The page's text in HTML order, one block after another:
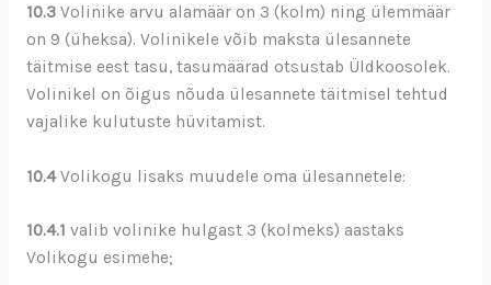
10.3Volinike arvu alamäär on 3 (kolm) ning ülemmäär
on 9 (üheksa). Volinikele võib maksta ülesannete
täitmise eest tasu, tasumäärad otsustab Üldkoosolek.
Volinikel on õigus nõuda ülesannete täitmisel tehtud
vajalike kulutuste hüvitamist.
10.4Volikogu lisaks muudele oma ülesannetele:
10.4.1 valib volinike hulgast 3 (kolmeks) aastaks
Volikogu esimehe;